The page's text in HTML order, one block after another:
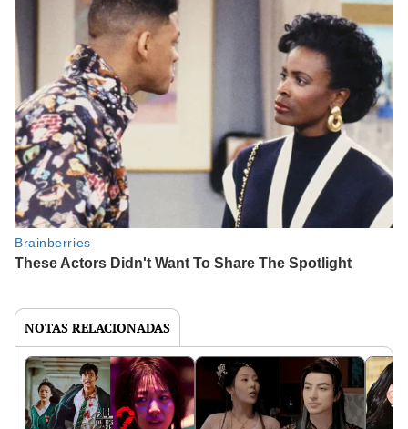
NOTAS RELACIONADAS